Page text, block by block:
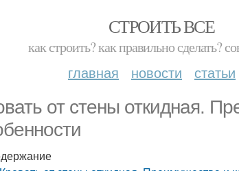
СТРОИТЬ ВСЕ
как строить? как правильно сделать?
главная новости статьи
от стены откидная.